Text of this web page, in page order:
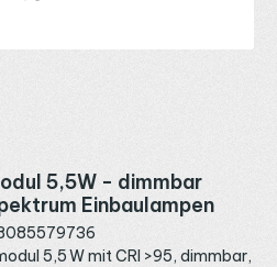
5,5W - dimmbar
Einbaulampen
5,5 W mit CRI >95, dimmbar,